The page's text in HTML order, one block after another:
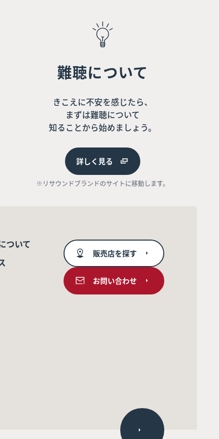
難聴について
きこえに不安を感じたら、
まずは難聴について
知ることから始めましょう。
詳しく見る
※リサウンドブランドのサイトに移動します。
ついて
販売店を探す
お問い合わせ